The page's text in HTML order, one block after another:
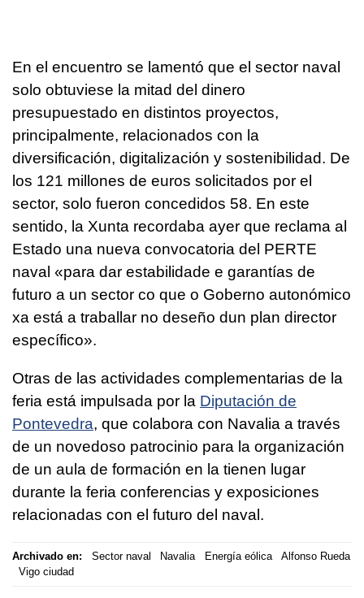
En el encuentro se lamentó que el sector naval
solo obtuviese la mitad del dinero
presupuestado en distintos proyectos,
principalmente, relacionados con la
diversificación, digitalización y sostenibilidad. De
los 121 millones de euros solicitados por el
sector, solo fueron concedidos 58. En este
sentido, la Xunta recordaba ayer que reclama al
Estado una nueva convocatoria del PERTE
naval «para dar estabilidade e garantías de
futuro a un sector co que o Goberno autonómico
xa está a traballar no deseño dun plan director
específico».
Otras de las actividades complementarias de la
feria está impulsada por la Diputación de
Pontevedra, que colabora con Navalia a través
de un novedoso patrocinio para la organización
de un aula de formación en la tienen lugar
durante la feria conferencias y exposiciones
relacionadas con el futuro del naval.
Archivado en: Sector naval Navalia Energía eólica
Alfonso Rueda
Vigo ciudad